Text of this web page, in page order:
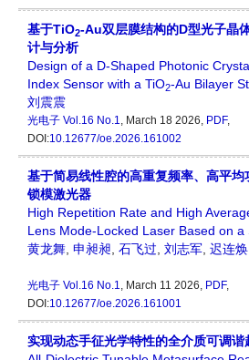
基于TiO2-Au双层膜结构的D型光子晶
计与分析
Design of a D-Shaped Photonic
Index Sensor with a TiO2-Au Bilayer
刘震震
光电子 Vol.16 No.1, March 18 2026, PDF,
DOI:10.12677/oe.2026.161002
基于简易线性腔的高重复频率、高平
锁模激光器
High Repetition Rate and High
Lens Mode-Locked Laser Based on
黄龙舞, 申昶昶, 石飞过, 刘志军, 迟连焕
光电子 Vol.16 No.1, March 11 2026, PDF,
DOI:10.12677/oe.2026.161001
实现动态手征光学特性的全介质可调谐